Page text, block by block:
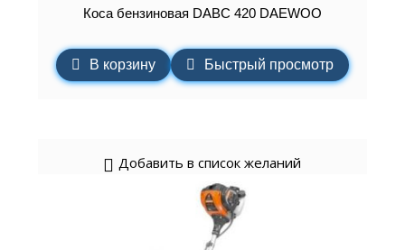
Коса бензиновая DABC 420 DAEWOO
В корзину Быстрый просмотр
Добавить в список желаний